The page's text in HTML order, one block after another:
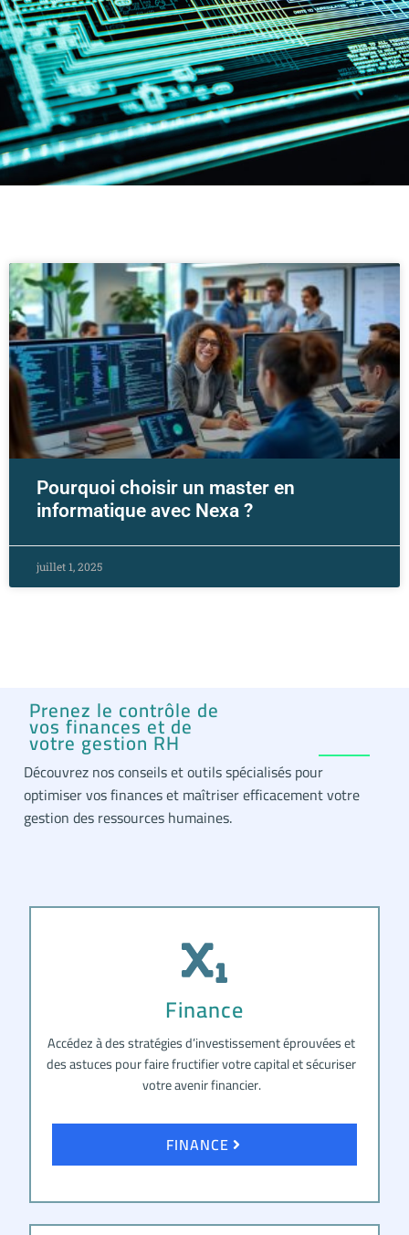
Pourquoi choisir un master en
informatique avec Nexa ?
juillet 1, 2025
Prenez le contrôle de
vos finances et de
votre gestion RH
Découvrez nos conseils et outils spécialisés pour
optimiser vos finances et maîtriser efficacement votre
gestion des ressources humaines.
Finance
Accédez à des stratégies d’investissement éprouvées et
des astuces pour faire fructifier votre capital et sécuriser
votre avenir financier.
FINANCE